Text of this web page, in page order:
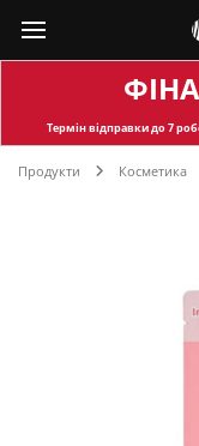
Термін відправкидо 7
Продукти Косметика